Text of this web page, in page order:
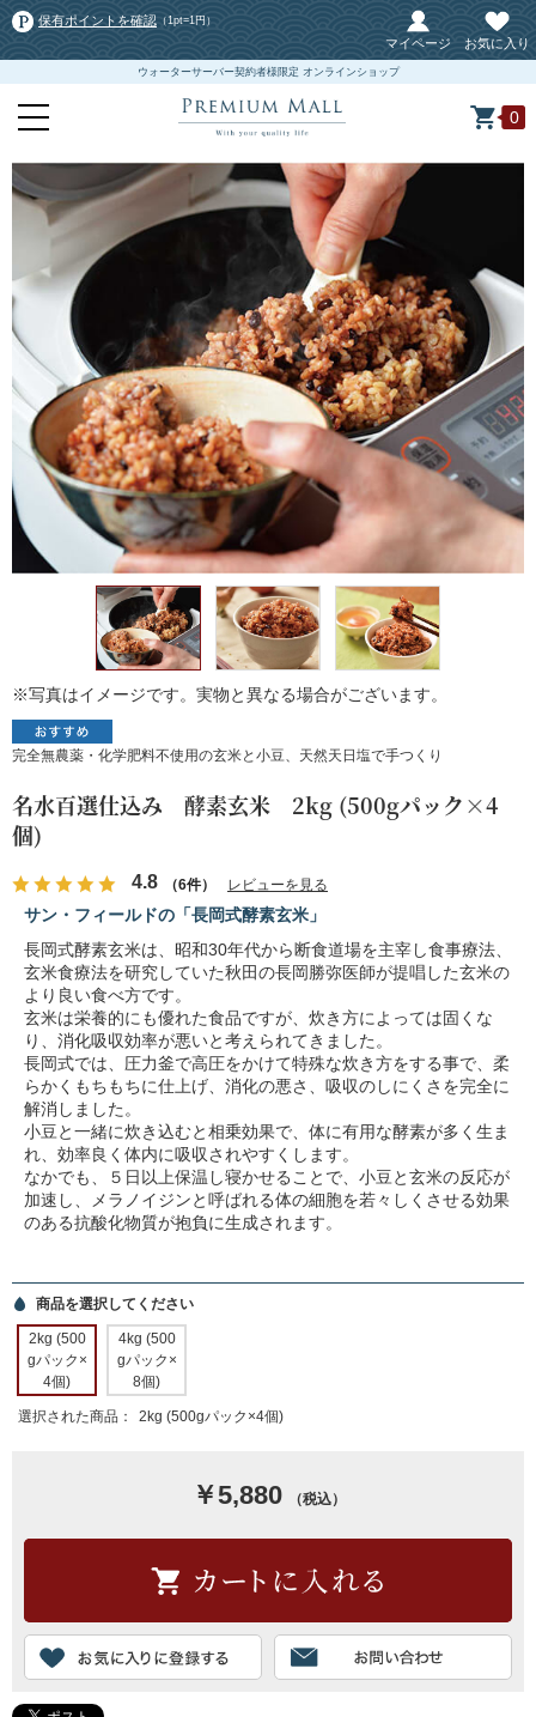
保有ポイントを確認 （1pt=1円）
マイページ お気に入り
ウォーターサーバー契約者様限定 オンラインショップ
0
※写真はイメージです。実物と異なる場合がございます。
完全無農薬・化学肥料不使用の玄米と小豆、天然天日塩で手つくり
名水百選仕込み 酵素玄米 2kg (500gパック×4
個)
4.8 （6件） レビューを見る
サン・フィールドの「長岡式酵素玄米」
長岡式酵素玄米は、昭和30年代から断食道場を主宰し食事療法、
玄米食療法を研究していた秋田の長岡勝弥医師が提唱した玄米の
より良い食べ方です。
玄米は栄養的にも優れた食品ですが、炊き方によっては固くな
り、消化吸収効率が悪いと考えられてきました。
長岡式では、圧力釜で高圧をかけて特殊な炊き方をする事で、柔
らかくもちもちに仕上げ、消化の悪さ、吸収のしにくさを完全に
解消しました。
小豆と一緒に炊き込むと相乗効果で、体に有用な酵素が多く生ま
れ、効率良く体内に吸収されやすくします。
なかでも、５日以上保温し寝かせることで、小豆と玄米の反応が
加速し、メラノイジンと呼ばれる体の細胞を若々しくさせる効果
のある抗酸化物質が抱負に生成されます。
商品を選択してください
2kg (500
gパック×
4個)
4kg (500
gパック×
8個)
選択された商品： 2kg (500gパック×4個)
￥5,880 （税込）